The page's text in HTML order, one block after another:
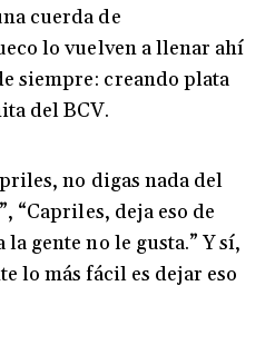
cuerda de
lo vuelven a llenar ahí
siempre: creando plata
del BCV.
no digas nada del
“Capriles, deja eso de
la gente no le gusta.” Y sí,
lo más fácil es dejar eso